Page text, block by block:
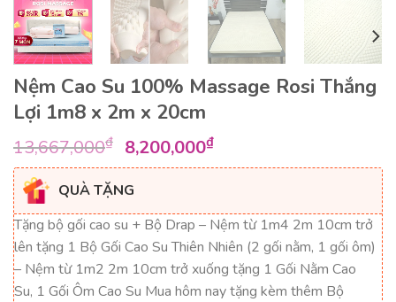
Nệm Cao Su 100% Massage Rosi Thắng
Lợi 1m8 x 2m x 20cm
13,667,000₫ Giá
gốc
là:
13,667,000₫.
8,200,000₫Giá
hiện
là:
8,200,000₫.
QUÀ TẶNG
Tặng bộ gối cao su + Bộ Drap – Nệm từ 1m4 2m 10cm trở
lên tặng 1 Bộ Gối Cao Su Thiên Nhiên (2 gối nằm, 1 gối ôm)
– Nệm từ 1m2 2m 10cm trở xuống tặng 1 Gối Nằm Cao
Su, 1 Gối Ôm Cao Su Mua hôm nay tặng kèm thêm Bộ